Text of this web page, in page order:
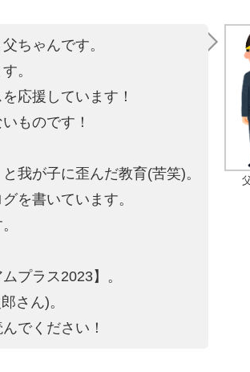
ちゃんです。
。
応援しています！
ものです！
我が子に歪んだ教育(苦笑)。
を書いています。
ムプラス2023】。
さん)。
でください ！